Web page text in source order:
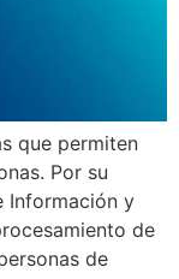
que permiten
Por su
Información y
de
de